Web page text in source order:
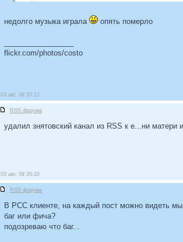
недолго музыка играла опять померло
flickr.com/photos/costo
03 авг, 09 20:12
RSS форума
удалил знятовский канал из RSS к е...ни матери
03 авг, 09 20:20
RSS форума
В РСС клиенте, на каждый пост можно видеть
баг или фича?
подозреваю что баг...